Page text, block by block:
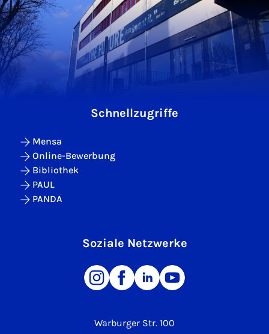
Warburger Str. 100
Schnellzugriffe
Mensa
Online-Bewerbung
Bibliothek
PAUL
PANDA
Soziale Netzwerke